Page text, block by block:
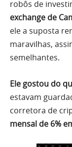
robôs de
exchange de
ele a suposta
maravilhas,
semelhantes.
Ele gostou do
estavam
corretora de
mensal de 6%